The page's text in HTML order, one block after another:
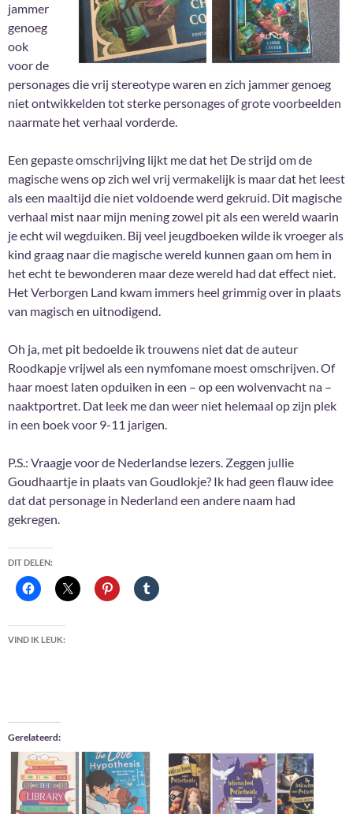
jammer
genoeg
ook
voor de
personages die vrij stereotype waren en zich jammer genoeg
niet ontwikkelden tot sterke personages of grote voorbeelden
naarmate het verhaal vorderde.
Een gepaste omschrijving lijkt me dat het De strijd om de
magische wens op zich wel vrij vermakelijk is maar dat het leest
als een maaltijd die niet voldoende werd gekruid. Dit magische
verhaal mist naar mijn mening zowel pit als een wereld waarin
je echt wil wegduiken. Bij veel jeugdboeken wilde ik vroeger als
kind graag naar die magische wereld kunnen gaan om hem in
het echt te bewonderen maar deze wereld had dat effect niet.
Het Verborgen Land kwam immers heel grimmig over in plaats
van magisch en uitnodigend.
Oh ja, met pit bedoelde ik trouwens niet dat de auteur
Roodkapje vrijwel als een nymfomane moest omschrijven. Of
haar moest laten opduiken in een – op een wolvenvacht na –
naaktportret. Dat leek me dan weer niet helemaal op zijn plek
in een boek voor 9-11 jarigen.
P.S.: Vraagje voor de Nederlandse lezers. Zeggen jullie
Goudhaartje in plaats van Goudlokje? Ik had geen flauw idee
dat dat personage in Nederland een andere naam had
gekregen.
DIT DELEN:
VIND IK LEUK:
Gerelateerd